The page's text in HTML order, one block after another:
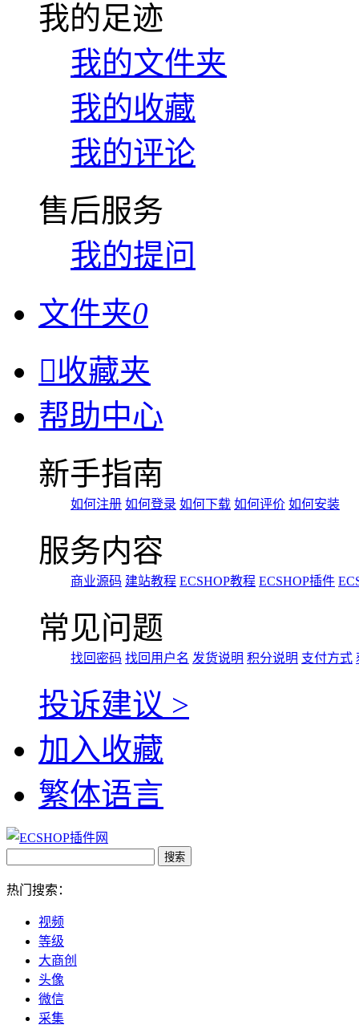
我的足迹
我的文件夹
我的收藏
我的评论
售后服务
我的提问
文件夹0
收藏夹
帮助中心
新手指南
如何注册 如何登录 如何下载 如何评价 如何安装
服务内容
商业源码 建站教程 ECSHOP教程 ECSHOP插件
常见问题
找回密码 找回用户名 发货说明 积分说明 支付方式
投诉建议 >
加入收藏
繁体语言
热门搜索：
视频
等级
大商创
头像
微信
采集